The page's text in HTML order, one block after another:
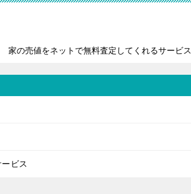
家の売値をネットで無料査定してくれるサービス
ビス